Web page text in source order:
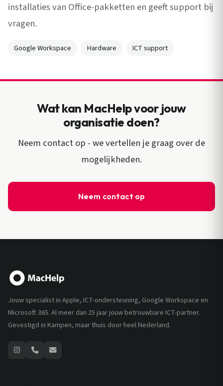
installaties van Office-pakketten en geeft support bij
vragen.
Google Workspace Hardware ICT support
Wat kan MacHelp voor jouw
organisatie doen?
Neem contact op - we vertellen je graag over de
mogelijkheden.
Neem contact op
Jouw specialist in Apple, ICT-ondersteuning, Google Workspace en
Microsoft 365. Al meer dan 25 jaar jouw betrouwbare ICT-partner.
Gevestigd in Kampen, maar thuis door heel Nederland.